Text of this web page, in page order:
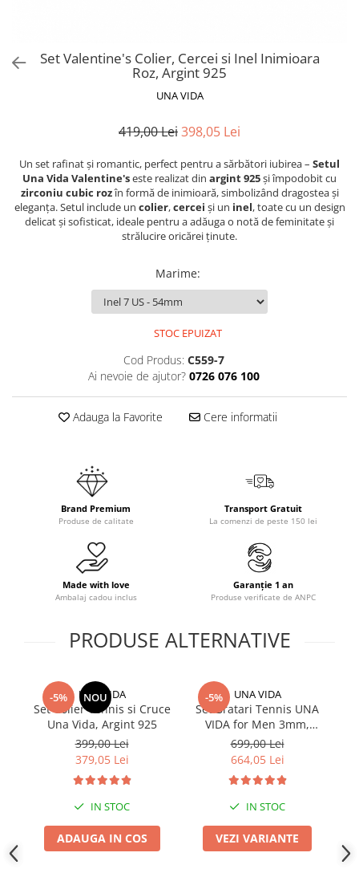
Set Valentine's Colier, Cercei si Inel Inimioara
Roz, Argint 925
UNA VIDA
419,00 Lei398,05 Lei
Un set rafinat și romantic, perfect pentru a sărbători iubirea – Setul
Una Vida Valentine'seste realizat din argint 925și împodobit cu
zirconiu cubic rozîn formă de inimioară, simbolizând dragostea și
eleganța. Setul include un colier,cercei și un inel, toate cu un design
delicat și sofisticat, ideale pentru a adăuga o notă de feminitate și
strălucire oricărei ținute.
Marime:
STOC EPUIZAT
Cod Produs: C559-7
Ai nevoie de ajutor? 0726 076 100
Adauga la Favorite Cere informatii
Brand Premium
Produse de calitate
Transport Gratuit
La comenzi de peste 150 lei
Made with love
Ambalaj cadou inclus
Garanție 1 an
Produse verificate de ANPC
PRODUSE ALTERNATIVE
-5% NOU
UNA VIDA
Set Colier Tennis si Cruce
Una Vida, Argint 925
399,00 Lei
379,05 Lei
IN STOC
ADAUGA IN COS
-5% UNA VIDA
Set Bratari Tennis UNA
VIDA for Men 3mm,
Argint 925
699,00 Lei
664,05 Lei
IN STOC
VEZI VARIANTE